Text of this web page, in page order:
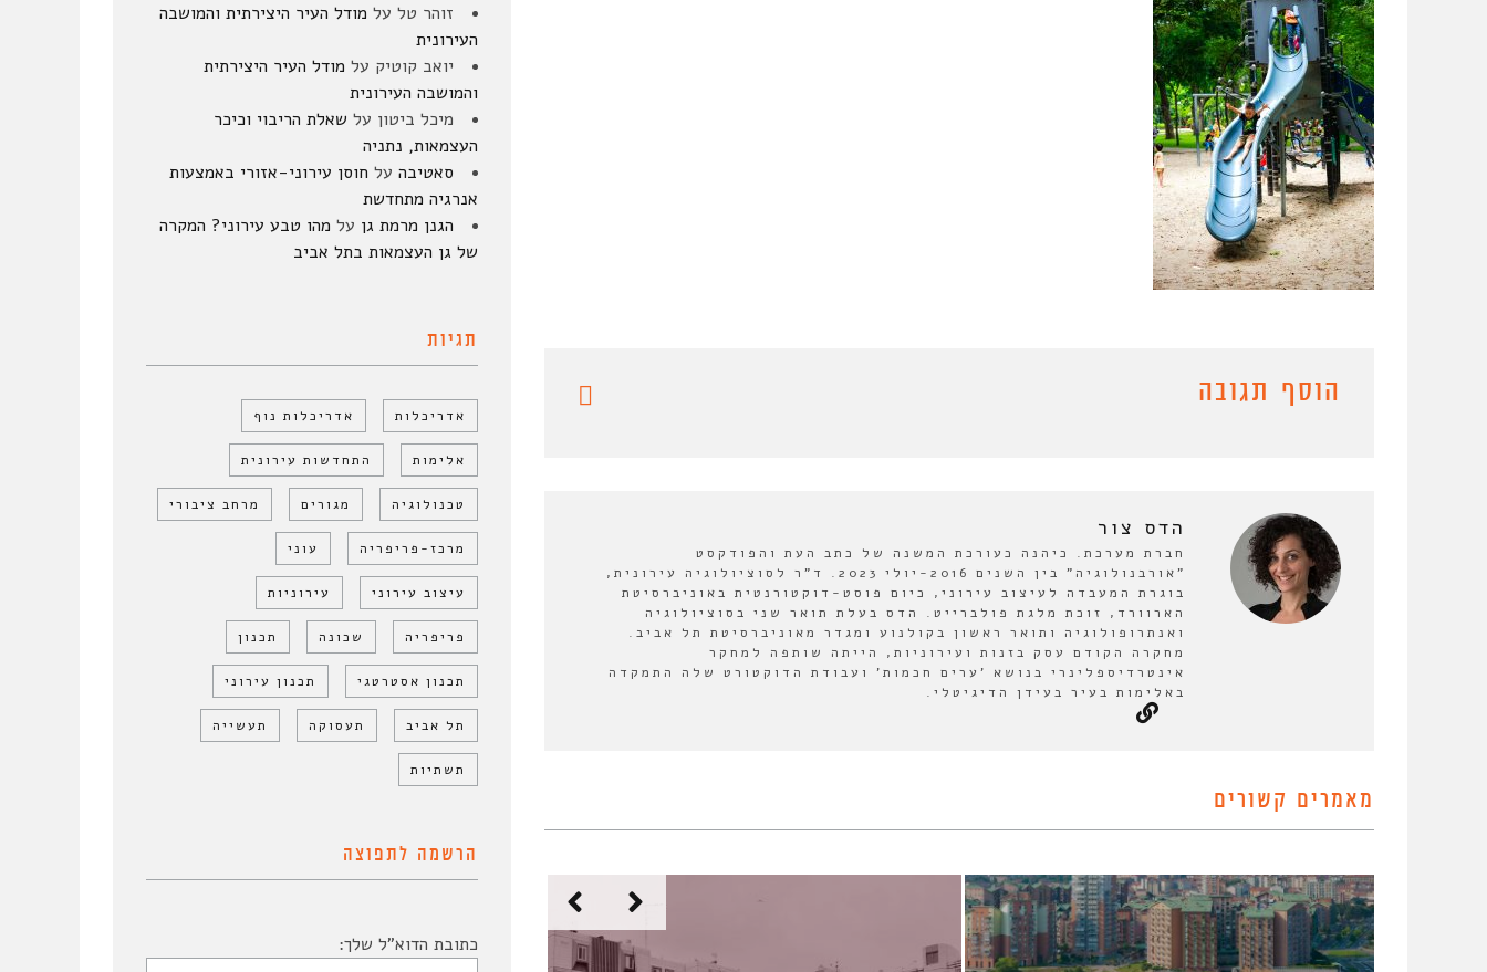
הוסף תגובה
הדס צור
חברת מערכת. כיהנה כעורכת המשנה של כתב העת והפודקסט
"אורבנולוגיה" בין השנים 2016-יולי 2023. ד"ר לסוציולוגיה עירונית,
בוגרת המעבדה לעיצוב עירוני, כיום פוסט-דוקטורנטית באוניברסיטת
הארוורד, זוכת מלגת פולברייט. הדס בעלת תואר שני בסוציולוגיה
ואנתרופולוגיה ותואר ראשון בקולנוע ומגדר מאוניברסיטת תל אביב.
מחקרה הקודם עסק בזנות ועירוניות, הייתה שותפה למחקר
אינטרדיספלינרי בנושא 'ערים חכמות' ועבודת הדוקטורט שלה התמקדה
באלימות בעיר בעידן הדיגיטלי.
מאמרים קשורים
זוהר טל על מודל העיר היצירתית והמושבה
העירונית
יואב קוטיק על מודל העיר היצירתית
והמושבה העירונית
מיכל ביטון על שאלת הריבוי וכיכר
העצמאות, נתניה
סאטיבה על חוסן עירוני-אזורי באמצעות
אנרגיה מתחדשת
הגנן מרמת גן על מהו טבע עירוני? המקרה
של גן העצמאות בתל אביב
תגיות
אדריכלות אדריכלות נוף
אלימות התחדשות עירונית
טכנולוגיה מגורים מרחב ציבורי
מרכז-פריפריה עוני
עיצוב עירוני עירוניות
פריפריה שכונה תכנון
תכנון אסטרטגי תכנון עירוני
תל אביב תעסוקה תעשייה
תשתיות
הרשמה לתפוצה
כתובת הדוא"ל שלך: